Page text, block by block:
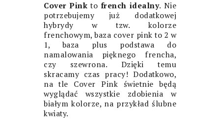
Cover Pink to french idealny. Nie
potrzebujemy już dodatkowej
hybrydy w tzw. kolorze
frenchowym, baza cover pink to 2 w
1, baza plus podstawa do
namalowania pięknego frencha,
czy szewrona. Dzięki temu
skracamy czas pracy! Dodatkowo,
na tle Cover Pink świetnie będą
wyglądać wszystkie zdobienia w
białym kolorze, na przykład ślubne
kwiaty.